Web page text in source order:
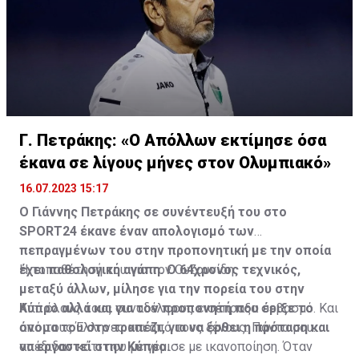
Γ. Πετράκης: «Ο Απόλλων εκτίμησε όσα
έκανα σε λίγους μήνες στον Ολυμπιακό»
16.07.2023 15:17
Ο Γιάννης Πετράκης σε συνέντευξή του στο
SPORT24 έκανε έναν απολογισμό των
πεπραγμένων του στην προπονητική με την οποία
έχει παθολογική αγάπη. Ο 64χρονος τεχνικός,
μεταξύ άλλων, μίλησε για την πορεία του στην
Κύπρο αλλά και για τον προπονητή που έριξε το
όνομα του στο τραπέζι, για να έρθει η πρόταση και
να εργαστεί στην Κύπρο.
Η τοποθέτησή του για τον Ουζουνίδη:
Από όλους τους συναδέλφους εισέπραξα σεβασμό. Και
από τους Έλληνες και από τους ξένους. Πάντα μου
απέδιδαν κάτι που με γέμισε με ικανοποίηση. Όταν